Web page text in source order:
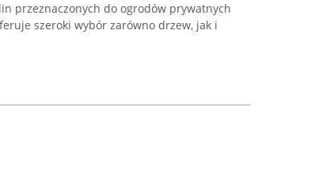
przeznaczonych do ogrodów prywatnych
szeroki wybór zarówno drzew, jak i